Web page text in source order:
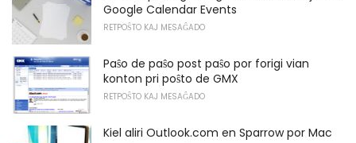
Google Calendar Events
RETPOŜTO KAJ MESAĜADO
Paŝo de paŝo post paŝo por forigi vian
konton pri poŝto de GMX
RETPOŜTO KAJ MESAĜADO
Kiel aliri Outlook.com en Sparrow por Mac